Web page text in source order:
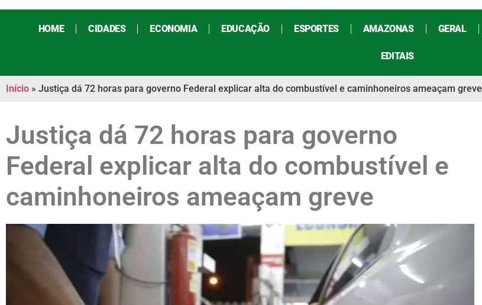
HOME CIDADES ECONOMIA EDUCAÇÃO ESPORTES AMAZONAS GERAL
EDITAIS
Início » Justiça dá 72 horas para governo Federal explicar alta do combustível e caminhoneiros ameaçam greve
Justiça dá 72 horas para governo
Federal explicar alta do combustível e
caminhoneiros ameaçam greve